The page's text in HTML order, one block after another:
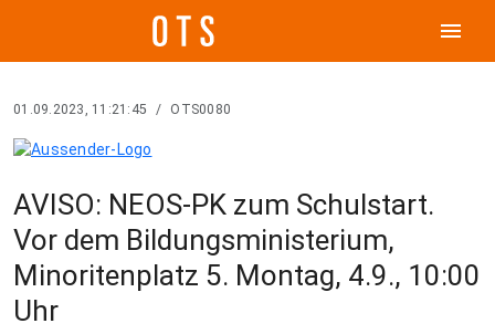
menu
01.09.2023, 11:21:45 / OTS0080
AVISO: NEOS-PK zum Schulstart.
Vor dem Bildungsministerium,
Minoritenplatz 5. Montag, 4.9., 10:00
Uhr